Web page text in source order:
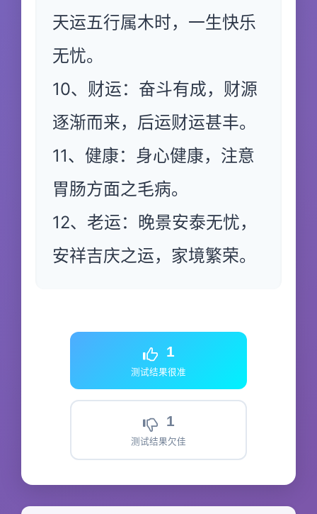
天运五行属木时，一生快乐
无忧。
10、财运：奋斗有成，财源
逐渐而来，后运财运甚丰。
11、健康：身心健康，注意
胃肠方面之毛病。
12、老运：晚景安泰无忧，
安祥吉庆之运，家境繁荣。
1
测试结果很准
1
测试结果欠佳